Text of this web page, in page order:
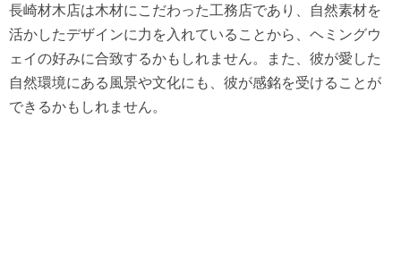
長崎材木店は木材にこだわった工務店であり、自然素材を
活かしたデザインに力を入れていることから、ヘミングウ
ェイの好みに合致するかもしれません。また、彼が愛した
自然環境にある風景や文化にも、彼が感銘を受けることが
できるかもしれません。